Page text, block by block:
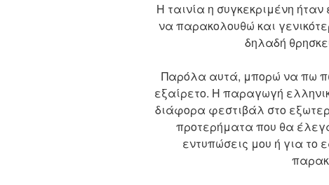
Η ταινία η συγκεκριμένη ήταν
να παρακολουθώ και
δηλαδή
Παρόλα αυτά, μπορώ να πω
εξαίρετο. Η παραγωγή
διάφορα φεστιβάλ στο
προτερήματα που θα
εντυπώσεις μου ή για το